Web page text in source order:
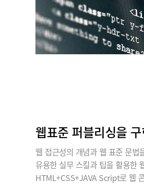
웹표준 퍼블리싱을
웹 접근성의 개념과 웹 표준 문법
유용한 실무 스킬과 팁을 활용한
HTML+CSS+JAVA Script로 웹